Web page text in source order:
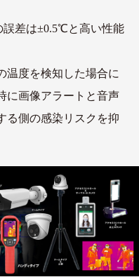
誤差は±0.5℃と高い性能
温度を検知した場合に
に画像アラートと音声
る側の感染リスクを抑